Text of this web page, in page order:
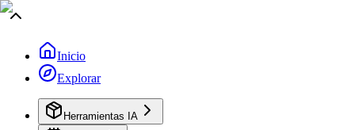
Inicio
Explorar
Herramientas IA